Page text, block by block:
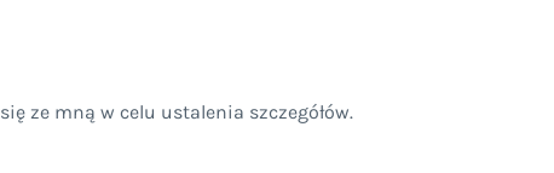
się ze mną w celu ustalenia szczegółów.